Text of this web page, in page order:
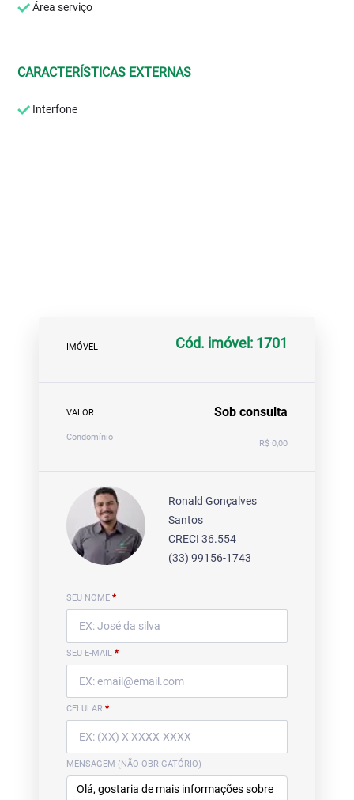
Área serviço
CARACTERÍSTICAS EXTERNAS
Interfone
IMÓVEL Cód. imóvel: 1701
VALOR Sob consulta
Condomínio
R$ 0,00
Ronald Gonçalves
Santos
CRECI 36.554
(33) 99156-1743
SEU NOME *
SEU E-MAIL *
CELULAR *
MENSAGEM (NÃO OBRIGATÓRIO)